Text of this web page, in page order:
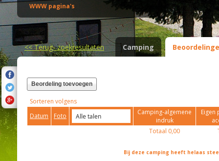
WWW pagina's
<<Terug- zoekresultaten Camping
Beordeling toevoegen
Sorteren volgens
Datum
Foto
Camping-algemene
indruk
Eigen
Totaal 0,00
Bij deze camping heeft helaas